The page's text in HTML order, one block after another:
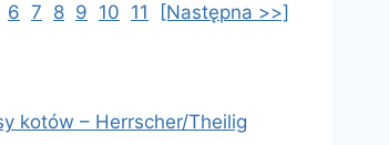
6 7 8 9 10 11 [Następna >>]
kotów – Herrscher/Theilig